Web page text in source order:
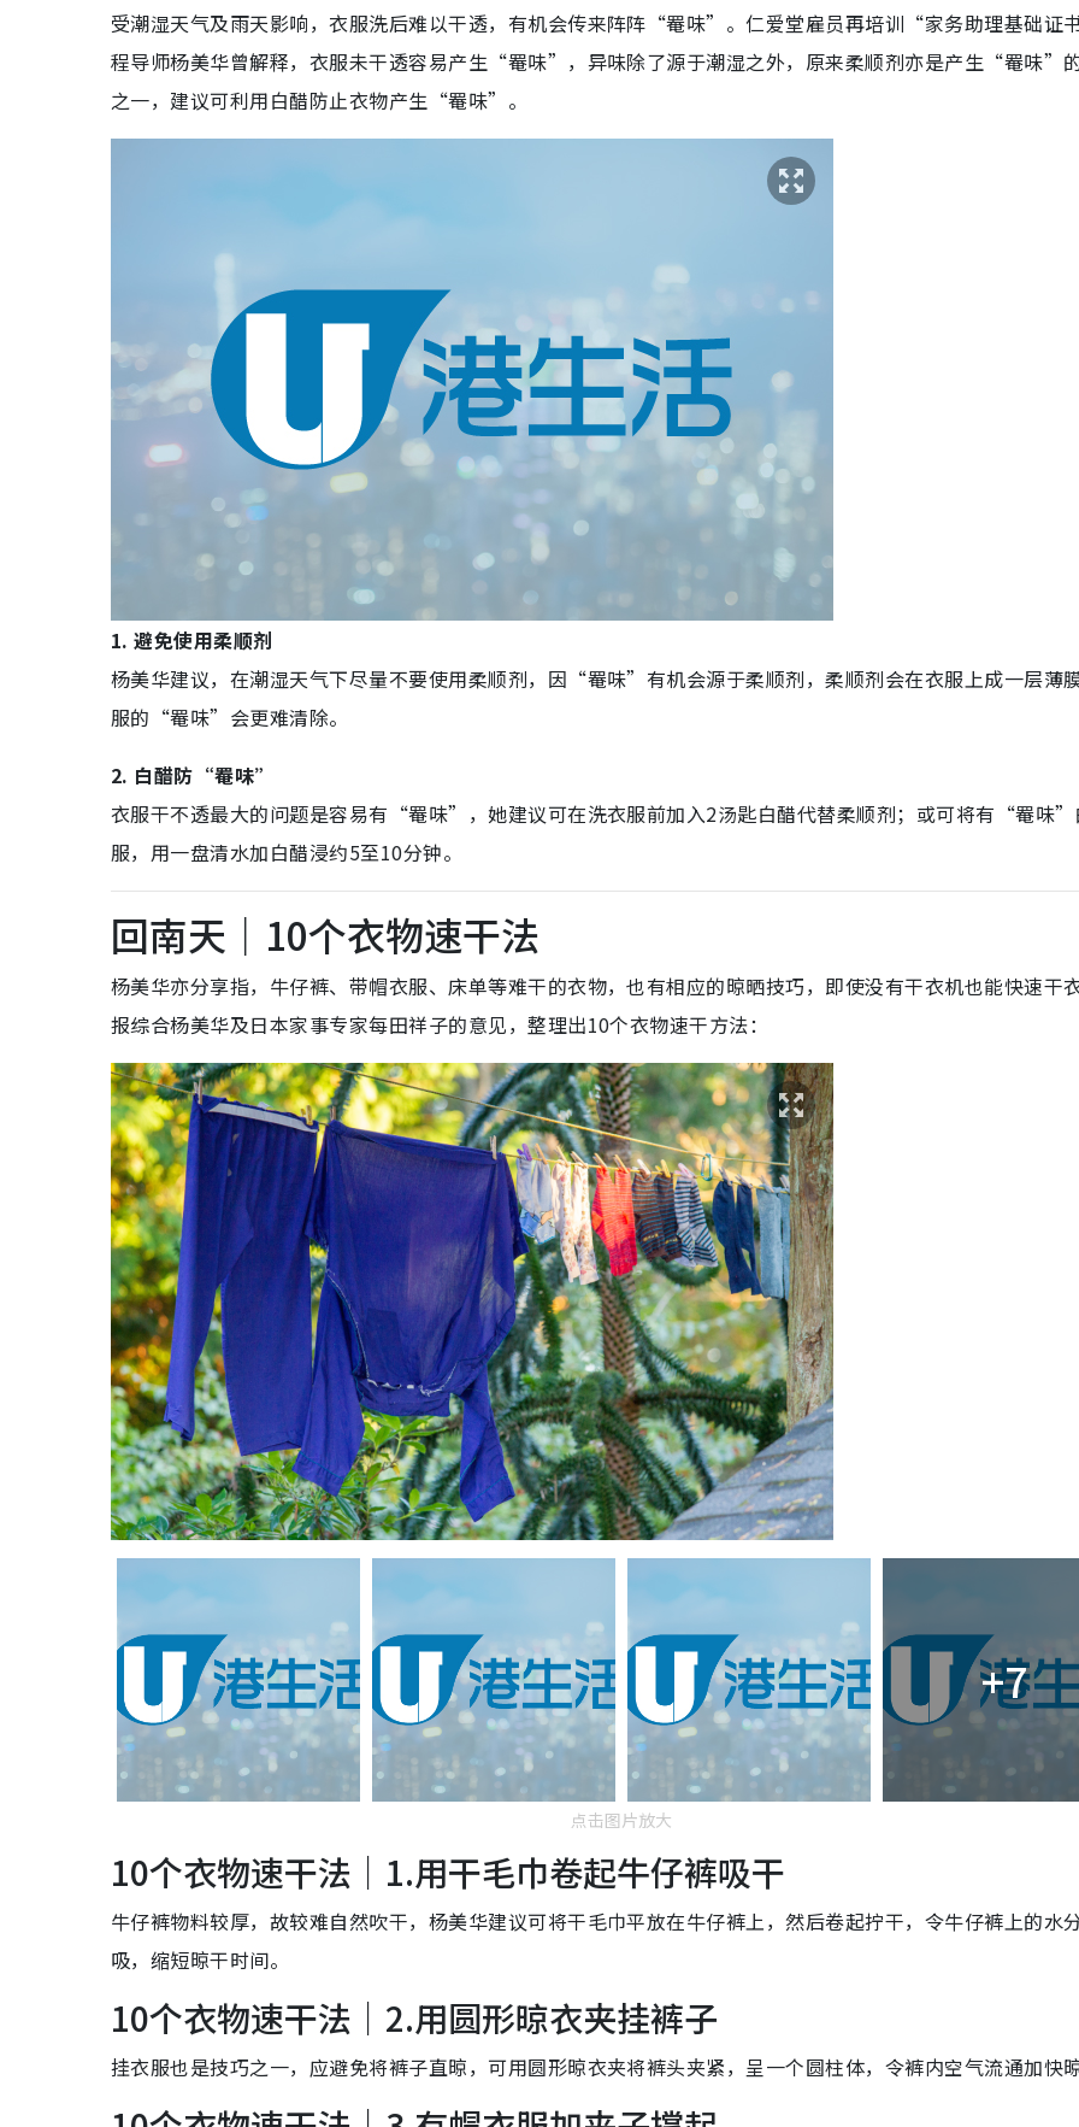
回南天｜抽湿机干衣3大贴士
1. 集中在一间房抽湿
2. 切忌“衫贴衫”
3. 定时调位
受潮湿天气及雨天影响，衣服洗后难以干透，有机会传来阵阵“罨味”。仁爱堂雇员再培训“家务助理基础证
程导师杨美华曾解释，衣服未干透容易产生“罨味”，异味除了源于潮湿之外，原来柔顺剂亦是产生“罨味”
之一，建议可利用白醋防止衣物产生“罨味”。
1. 避免使用柔顺剂
杨美华建议，在潮湿天气下尽量不要使用柔顺剂，因“罨味”有机会源于柔顺剂，柔顺剂会在衣服上成一层薄
服的“罨味”会更难清除。
2. 白醋防“罨味”
衣服干不透最大的问题是容易有“罨味”，她建议可在洗衣服前加入2汤匙白醋代替柔顺剂；或可将有“罨味”
服，用一盘清水加白醋浸约5至10分钟。
回南天｜10个衣物速干法
杨美华亦分享指，牛仔裤、带帽衣服、床单等难干的衣物，也有相应的晾晒技巧，即使没有干衣机也能快速干
报综合杨美华及日本家事专家每田祥子的意见，整理出10个衣物速干方法：
+7
点击图片放大
10个衣物速干法｜1.用干毛巾卷起牛仔裤吸干
牛仔裤物料较厚，故较难自然吹干，杨美华建议可将干毛巾平放在牛仔裤上，然后卷起拧干，令牛仔裤上的水
吸，缩短晾干时间。
10个衣物速干法｜2.用圆形晾衣夹挂裤子
挂衣服也是技巧之一，应避免将裤子直晾，可用圆形晾衣夹将裤头夹紧，呈一个圆柱体，令裤内空气流通加快晾